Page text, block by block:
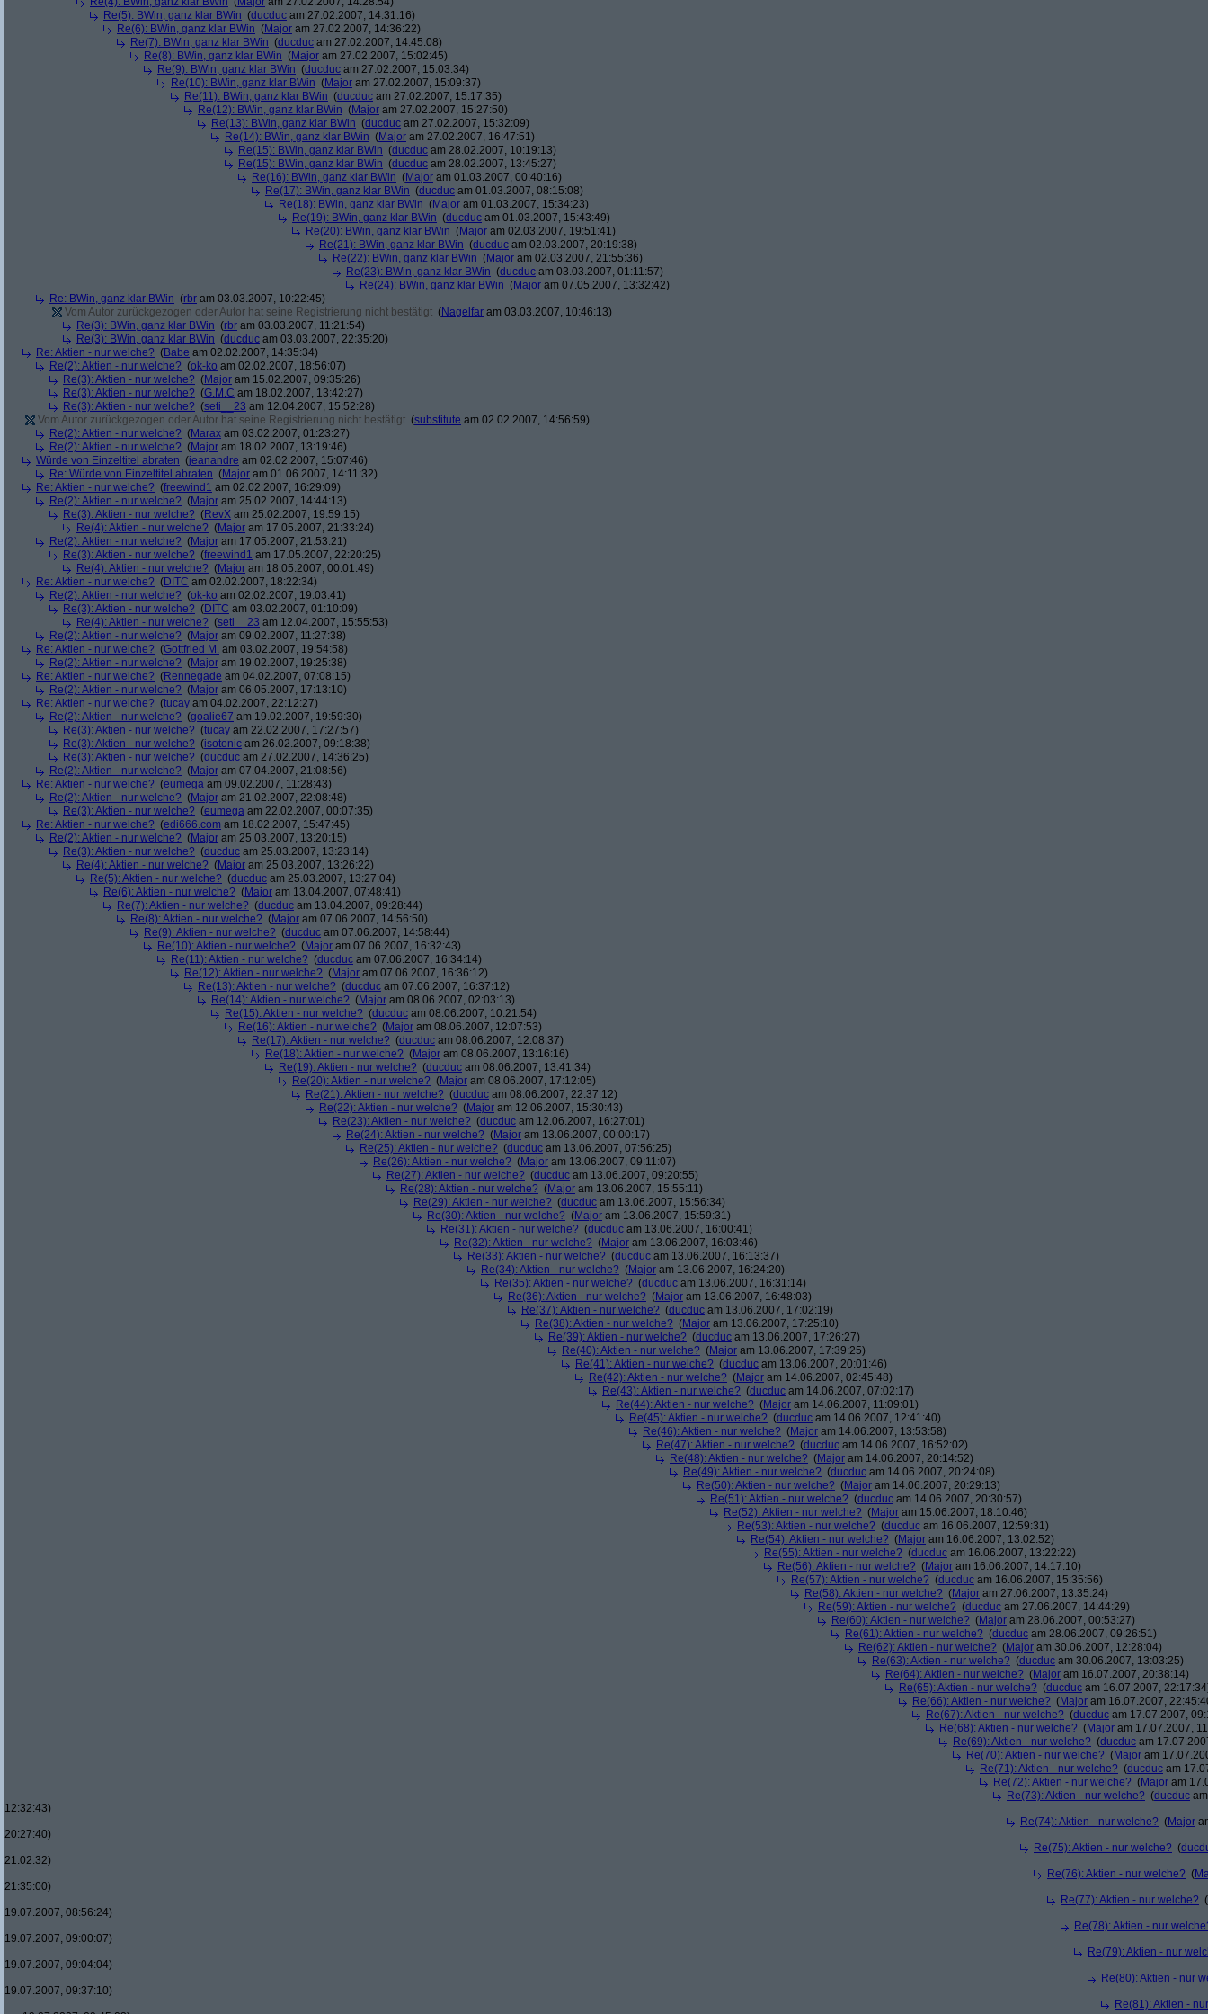
Re(5): BWin, ganz klar BWin (ducduc am 27.02.2007, 14:31:16)
Re(6): BWin, ganz klar BWin (Major am 27.02.2007, 14:36:22)
Re(7): BWin, ganz klar BWin (ducduc am 27.02.2007, 14:45:08)
Re(8): BWin, ganz klar BWin (Major am 27.02.2007, 15:02:45)
Re(9): BWin, ganz klar BWin (ducduc am 27.02.2007, 15:03:34)
Re(10): BWin, ganz klar BWin (Major am 27.02.2007, 15:09:37)
Re(11): BWin, ganz klar BWin (ducduc am 27.02.2007, 15:17:35)
Re(12): BWin, ganz klar BWin (Major am 27.02.2007, 15:27:50)
Re(13): BWin, ganz klar BWin (ducduc am 27.02.2007, 15:32:09)
Re(14): BWin, ganz klar BWin (Major am 27.02.2007, 16:47:51)
Re(15): BWin, ganz klar BWin (ducduc am 28.02.2007, 10:19:13)
Re(15): BWin, ganz klar BWin (ducduc am 28.02.2007, 13:45:27)
Re(16): BWin, ganz klar BWin (Major am 01.03.2007, 00:40:16)
Re(17): BWin, ganz klar BWin (ducduc am 01.03.2007, 08:15:08)
Re(18): BWin, ganz klar BWin (Major am 01.03.2007, 15:34:23)
Re(19): BWin, ganz klar BWin (ducduc am 01.03.2007, 15:43:49)
Re(20): BWin, ganz klar BWin (Major am 02.03.2007, 19:51:41)
Re(21): BWin, ganz klar BWin (ducduc am 02.03.2007, 20:19:38)
Re(22): BWin, ganz klar BWin (Major am 02.03.2007, 21:55:36)
Re(23): BWin, ganz klar BWin (ducduc am 03.03.2007, 01:11:57)
Re(24): BWin, ganz klar BWin (Major am 07.05.2007, 13:32:42)
Re: BWin, ganz klar BWin (rbr am 03.03.2007, 10:22:45)
Vom Autor zurückgezogen oder Autor hat seine Registrierung nicht bestätigt (Nagelfar am 03.03.2007, 10:46:13)
Re(3): BWin, ganz klar BWin (rbr am 03.03.2007, 11:21:54)
Re(3): BWin, ganz klar BWin (ducduc am 03.03.2007, 22:35:20)
Re: Aktien - nur welche? (Babe am 02.02.2007, 14:35:34)
Re(2): Aktien - nur welche? (ok-ko am 02.02.2007, 18:56:07)
Re(3): Aktien - nur welche? (Major am 15.02.2007, 09:35:26)
Re(3): Aktien - nur welche? (G.M.C am 18.02.2007, 13:42:27)
Re(3): Aktien - nur welche? (seti__23 am 12.04.2007, 15:52:28)
Vom Autor zurückgezogen oder Autor hat seine Registrierung nicht bestätigt (substitute am 02.02.2007, 14:56:59)
Re(2): Aktien - nur welche? (Marax am 03.02.2007, 01:23:27)
Re(2): Aktien - nur welche? (Major am 18.02.2007, 13:19:46)
Würde von Einzeltitel abraten (jeanandre am 02.02.2007, 15:07:46)
Re: Würde von Einzeltitel abraten (Major am 01.06.2007, 14:11:32)
Re: Aktien - nur welche? (freewind1 am 02.02.2007, 16:29:09)
Re(2): Aktien - nur welche? (Major am 25.02.2007, 14:44:13)
Re(3): Aktien - nur welche? (RevX am 25.02.2007, 19:59:15)
Re(4): Aktien - nur welche? (Major am 17.05.2007, 21:33:24)
Re(2): Aktien - nur welche? (Major am 17.05.2007, 21:53:21)
Re(3): Aktien - nur welche? (freewind1 am 17.05.2007, 22:20:25)
Re(4): Aktien - nur welche? (Major am 18.05.2007, 00:01:49)
Re: Aktien - nur welche? (DITC am 02.02.2007, 18:22:34)
Re(2): Aktien - nur welche? (ok-ko am 02.02.2007, 19:03:41)
Re(3): Aktien - nur welche? (DITC am 03.02.2007, 01:10:09)
Re(4): Aktien - nur welche? (seti__23 am 12.04.2007, 15:55:53)
Re(2): Aktien - nur welche? (Major am 09.02.2007, 11:27:38)
Re: Aktien - nur welche? (Gottfried M. am 03.02.2007, 19:54:58)
Re(2): Aktien - nur welche? (Major am 19.02.2007, 19:25:38)
Re: Aktien - nur welche? (Rennegade am 04.02.2007, 07:08:15)
Re(2): Aktien - nur welche? (Major am 06.05.2007, 17:13:10)
Re: Aktien - nur welche? (tucay am 04.02.2007, 22:12:27)
Re(2): Aktien - nur welche? (goalie67 am 19.02.2007, 19:59:30)
Re(3): Aktien - nur welche? (tucay am 22.02.2007, 17:27:57)
Re(3): Aktien - nur welche? (isotonic am 26.02.2007, 09:18:38)
Re(3): Aktien - nur welche? (ducduc am 27.02.2007, 14:36:25)
Re(2): Aktien - nur welche? (Major am 07.04.2007, 21:08:56)
Re: Aktien - nur welche? (eumega am 09.02.2007, 11:28:43)
Re(2): Aktien - nur welche? (Major am 21.02.2007, 22:08:48)
Re(3): Aktien - nur welche? (eumega am 22.02.2007, 00:07:35)
Re: Aktien - nur welche? (edi666.com am 18.02.2007, 15:47:45)
Re(2): Aktien - nur welche? (Major am 25.03.2007, 13:20:15)
Re(3): Aktien - nur welche? (ducduc am 25.03.2007, 13:23:14)
Re(4): Aktien - nur welche? (Major am 25.03.2007, 13:26:22)
Re(5): Aktien - nur welche? (ducduc am 25.03.2007, 13:27:04)
Re(6): Aktien - nur welche? (Major am 13.04.2007, 07:48:41)
Re(7): Aktien - nur welche? (ducduc am 13.04.2007, 09:28:44)
Re(8): Aktien - nur welche? (Major am 07.06.2007, 14:56:50)
Re(9): Aktien - nur welche? (ducduc am 07.06.2007, 14:58:44)
Re(10): Aktien - nur welche? (Major am 07.06.2007, 16:32:43)
Re(11): Aktien - nur welche? (ducduc am 07.06.2007, 16:34:14)
Re(12): Aktien - nur welche? (Major am 07.06.2007, 16:36:12)
Re(13): Aktien - nur welche? (ducduc am 07.06.2007, 16:37:12)
Re(14): Aktien - nur welche? (Major am 08.06.2007, 02:03:13)
Re(15): Aktien - nur welche? (ducduc am 08.06.2007, 10:21:54)
Re(16): Aktien - nur welche? (Major am 08.06.2007, 12:07:53)
Re(17): Aktien - nur welche? (ducduc am 08.06.2007, 12:08:37)
Re(18): Aktien - nur welche? (Major am 08.06.2007, 13:16:16)
Re(19): Aktien - nur welche? (ducduc am 08.06.2007, 13:41:34)
Re(20): Aktien - nur welche? (Major am 08.06.2007, 17:12:05)
Re(21): Aktien - nur welche? (ducduc am 08.06.2007, 22:37:12)
Re(22): Aktien - nur welche? (Major am 12.06.2007, 15:30:43)
Re(23): Aktien - nur welche? (ducduc am 12.06.2007, 16:27:01)
Re(24): Aktien - nur welche? (Major am 13.06.2007, 00:00:17)
Re(25): Aktien - nur welche? (ducduc am 13.06.2007, 07:56:25)
Re(26): Aktien - nur welche? (Major am 13.06.2007, 09:11:07)
Re(27): Aktien - nur welche? (ducduc am 13.06.2007, 09:20:55)
Re(28): Aktien - nur welche? (Major am 13.06.2007, 15:55:11)
Re(29): Aktien - nur welche? (ducduc am 13.06.2007, 15:56:34)
Re(30): Aktien - nur welche? (Major am 13.06.2007, 15:59:31)
Re(31): Aktien - nur welche? (ducduc am 13.06.2007, 16:00:41)
Re(32): Aktien - nur welche? (Major am 13.06.2007, 16:03:46)
Re(33): Aktien - nur welche? (ducduc am 13.06.2007, 16:13:37)
Re(34): Aktien - nur welche? (Major am 13.06.2007, 16:24:20)
Re(35): Aktien - nur welche? (ducduc am 13.06.2007, 16:31:14)
Re(36): Aktien - nur welche? (Major am 13.06.2007, 16:48:03)
Re(37): Aktien - nur welche? (ducduc am 13.06.2007, 17:02:19)
Re(38): Aktien - nur welche? (Major am 13.06.2007, 17:25:10)
Re(39): Aktien - nur welche? (ducduc am 13.06.2007, 17:26:27)
Re(40): Aktien - nur welche? (Major am 13.06.2007, 17:39:25)
Re(41): Aktien - nur welche? (ducduc am 13.06.2007, 20:01:46)
Re(42): Aktien - nur welche? (Major am 14.06.2007, 02:45:48)
Re(43): Aktien - nur welche? (ducduc am 14.06.2007, 07:02:17)
Re(44): Aktien - nur welche? (Major am 14.06.2007, 11:09:01)
Re(45): Aktien - nur welche? (ducduc am 14.06.2007, 12:41:40)
Re(46): Aktien - nur welche? (Major am 14.06.2007, 13:53:58)
Re(47): Aktien - nur welche? (ducduc am 14.06.2007, 16:52:02)
Re(48): Aktien - nur welche? (Major am 14.06.2007, 20:14:52)
Re(49): Aktien - nur welche? (ducduc am 14.06.2007, 20:24:08)
Re(50): Aktien - nur welche? (Major am 14.06.2007, 20:29:13)
Re(51): Aktien - nur welche? (ducduc am 14.06.2007, 20:30:57)
Re(52): Aktien - nur welche? (Major am 15.06.2007, 18:10:46)
Re(53): Aktien - nur welche? (ducduc am 16.06.2007, 12:59:31)
Re(54): Aktien - nur welche? (Major am 16.06.2007, 13:02:52)
Re(55): Aktien - nur welche? (ducduc am 16.06.2007, 13:22:22)
Re(56): Aktien - nur welche? (Major am 16.06.2007, 14:17:10)
Re(57): Aktien - nur welche? (ducduc am 16.06.2007, 15:35:56)
Re(58): Aktien - nur welche? (Major am 27.06.2007, 13:35:24)
Re(59): Aktien - nur welche? (ducduc am 27.06.2007, 14:44:29)
Re(60): Aktien - nur welche? (Major am 28.06.2007, 00:53:27)
Re(61): Aktien - nur welche? (ducduc am 28.06.2007, 09:26:51)
Re(62): Aktien - nur welche? (Major am 30.06.2007, 12:28:04)
Re(63): Aktien - nur welche? (ducduc am 30.06.2007, 13:03:25)
Re(64): Aktien - nur welche? (Major am 16.07.2007, 20:38:14)
Re(65): Aktien - nur welche? (ducduc am 16.07.2007,
Re(66): Aktien - nur welche? (Major am 16.07.2007,
Re(67): Aktien - nur welche? (ducduc am 17.07.2007,
Re(68): Aktien - nur welche? (Major am 17.07.2007,
Re(69): Aktien - nur welche? (ducduc am
Re(70): Aktien - nur welche? (Major am
Re(71): Aktien - nur welche? (ducduc am
Re(72): Aktien - nur welche? (Major am
Re(73): Aktien - nur welche? (ducduc
12:32:43)
Re(74): Aktien - nur welche? (Major
20:27:40)
Re(75): Aktien - nur welche? (
21:02:32)
Re(76): Aktien - nur welche? (
21:35:00)
Re(77): Aktien - nur welche? (
19.07.2007, 08:56:24)
Re(78): Aktien - nur
19.07.2007, 09:00:07)
Re(79): Aktien - nur
19.07.2007, 09:04:04)
Re(80): Aktien - nur
19.07.2007, 09:37:10)
Re(81): Aktien -